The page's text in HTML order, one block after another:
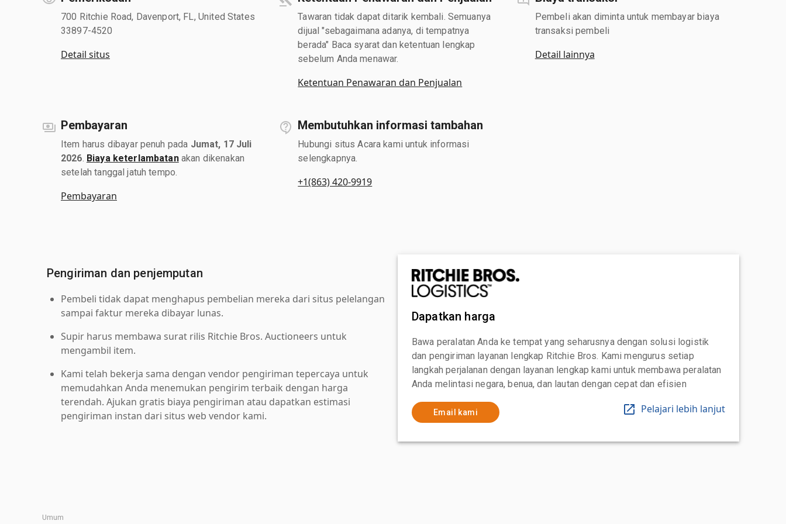
700 Ritchie Road, Davenport, FL, United States
33897-4520
Detail situs
Tawaran tidak dapat ditarik kembali. Semuanya
dijual "sebagaimana adanya, di tempatnya
berada" Baca syarat dan ketentuan lengkap
sebelum Anda menawar.
Ketentuan Penawaran dan Penjualan
Pembeli akan diminta untuk membayar biaya
transaksi pembeli
Detail lainnya
Pembayaran
Item harus dibayar penuh pada Jumat, 17 Juli
2026 Biaya keterlambatanakan dikenakan
setelah tanggal jatuh tempo.
Pembayaran
Membutuhkan informasi tambahan
Hubungi situs Acara kami untuk informasi
selengkapnya.
+1(863) 420-9919
Pengiriman dan penjemputan
Pembeli tidak dapat menghapus pembelian mereka dari situs pelelangan
sampai faktur mereka dibayar lunas.
Supir harus membawa surat rilis Ritchie Bros. Auctioneers untuk
mengambil item.
Kami telah bekerja sama dengan vendor pengiriman tepercaya untuk
memudahkan Anda menemukan pengirim terbaik dengan harga
terendah. Ajukan gratis biaya pengiriman atau dapatkan estimasi
pengiriman instan dari situs web vendor kami.
Dapatkan harga
Bawa peralatan Anda ke tempat yang seharusnya dengan solusi logistik
dan pengiriman layanan lengkap Ritchie Bros. Kami mengurus setiap
langkah perjalanan dengan layanan lengkap kami untuk membawa peralatan
Anda melintasi negara, benua, dan lautan dengan cepat dan efisien
Email kami Pelajari lebih lanjut
Umum